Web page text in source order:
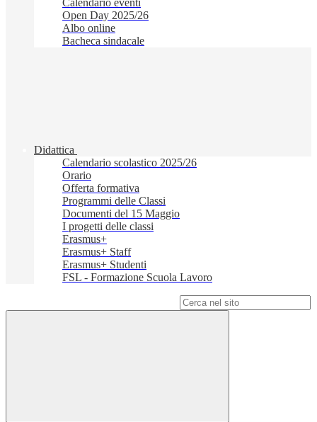
Calendario eventi
Open Day 2025/26
Albo online
Bacheca sindacale
Didattica
Calendario scolastico 2025/26
Orario
Offerta formativa
Programmi delle Classi
Documenti del 15 Maggio
I progetti delle classi
Erasmus+
Erasmus+ Staff
Erasmus+ Studenti
FSL - Formazione Scuola Lavoro